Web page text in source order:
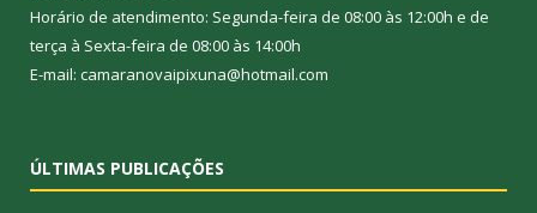
Horário de atendimento: Segunda-feira de 08:00 às 12:00h e de
terça à Sexta-feira de 08:00 às 14:00h
E-mail: camaranovaipixuna@hotmail.com
ÚLTIMAS PUBLICAÇÕES